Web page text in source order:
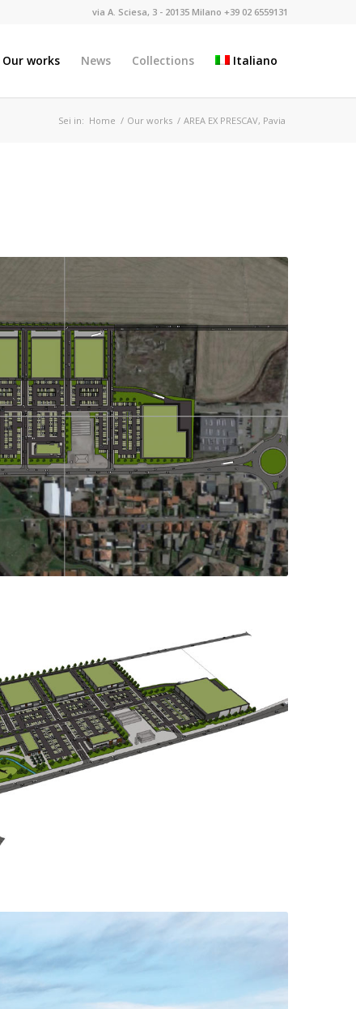
via A. Sciesa, 3 - 20135 Milano +39 02 6559131
Our works News Collections Italiano
Sei in: Home / Our works / AREA EX PRESCAV, Pavia